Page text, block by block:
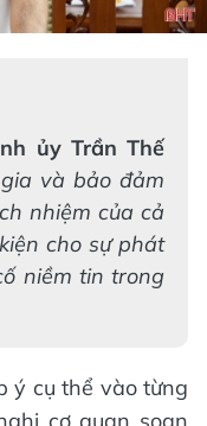
ủy Trần Thế
và bảo đảm
nhiệm của cả
cho sự phát
niềm tin trong
ý cụ thể vào từng
cơ quan soạn